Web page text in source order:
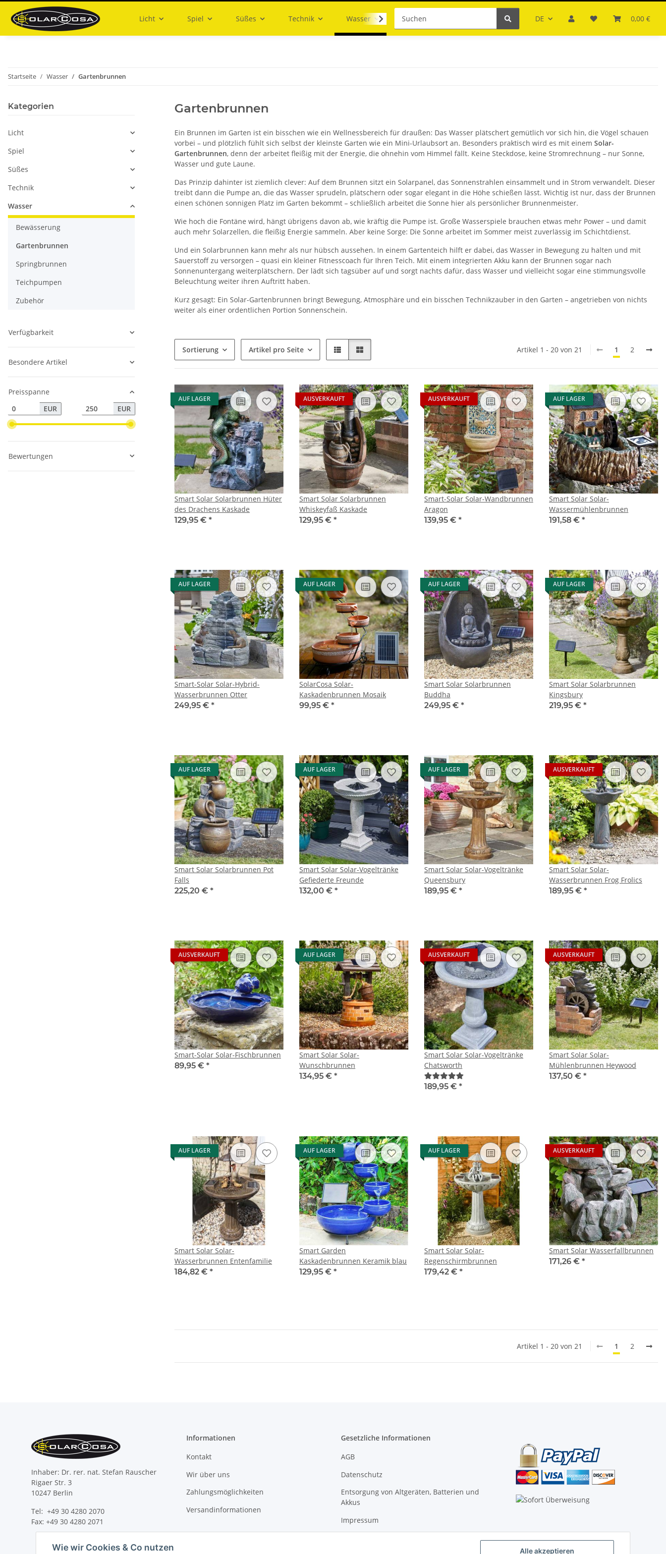
Alle akzeptieren
Wie wir Cookies & Co nutzen
DE 0,00 €
Licht Spiel Süßes Technik Wasser
Startseite Wasser Gartenbrunnen
Gartenbrunnen
Ein Brunnen im Garten ist ein bisschen wie ein Wellnessbereich für draußen: Das Wasser plätschert gemütlich vor sich hin, die Vögel schauen
vorbei – und plötzlich fühlt sich selbst der kleinste Garten wie ein Mini-Urlaubsort an. Besonders praktisch wird es mit einem Solar-
Gartenbrunnen, denn der arbeitet fleißig mit der Energie, die ohnehin vom Himmel fällt. Keine Steckdose, keine Stromrechnung – nur Sonne,
Wasser und gute Laune.
Das Prinzip dahinter ist ziemlich clever: Auf dem Brunnen sitzt ein Solarpanel, das Sonnenstrahlen einsammelt und in Strom verwandelt. Dieser
treibt dann die Pumpe an, die das Wasser sprudeln, plätschern oder sogar elegant in die Höhe schießen lässt. Wichtig ist nur, dass der Brunnen
einen schönen sonnigen Platz im Garten bekommt – schließlich arbeitet die Sonne hier als persönlicher Brunnenmeister.
Wie hoch die Fontäne wird, hängt übrigens davon ab, wie kräftig die Pumpe ist. Große Wasserspiele brauchen etwas mehr Power – und damit
auch mehr Solarzellen, die fleißig Energie sammeln. Aber keine Sorge: Die Sonne arbeitet im Sommer meist zuverlässig im Schichtdienst.
Und ein Solarbrunnen kann mehr als nur hübsch aussehen. In einem Gartenteich hilft er dabei, das Wasser in Bewegung zu halten und mit
Sauerstoff zu versorgen – quasi ein kleiner Fitnesscoach für Ihren Teich. Mit einem integrierten Akku kann der Brunnen sogar nach
Sonnenuntergang weiterplätschern. Der lädt sich tagsüber auf und sorgt nachts dafür, dass Wasser und vielleicht sogar eine stimmungsvolle
Beleuchtung weiter ihren Auftritt haben.
Kurz gesagt: Ein Solar-Gartenbrunnen bringt Bewegung, Atmosphäre und ein bisschen Technikzauber in den Garten – angetrieben von nichts
weiter als einer ordentlichen Portion Sonnenschein.
Sortierung Artikel pro Seite Artikel 1 - 20 von 21 1 2
AUF LAGER
Smart Solar Solarbrunnen Hüter
des Drachens Kaskade
129,95 € *
AUSVERKAUFT
Smart Solar Solarbrunnen
Whiskeyfaß Kaskade
129,95 € *
AUSVERKAUFT
Smart-Solar Solar-Wandbrunnen
Aragon
139,95 € *
AUF LAGER
Smart Solar Solar-
Wassermühlenbrunnen
191,58 € *
AUF LAGER
Smart-Solar Solar-Hybrid-
Wasserbrunnen Otter
249,95 € *
AUF LAGER
SolarCosa Solar-
Kaskadenbrunnen Mosaik
99,95 € *
AUF LAGER
Smart Solar Solarbrunnen
Buddha
249,95 € *
AUF LAGER
Smart Solar Solarbrunnen
Kingsbury
219,95 € *
AUF LAGER
Smart Solar Solarbrunnen Pot
Falls
225,20 € *
AUF LAGER
Smart Solar Solar-Vogeltränke
Gefiederte Freunde
132,00 € *
AUF LAGER
Smart Solar Solar-Vogeltränke
Queensbury
189,95 € *
AUSVERKAUFT
Smart Solar Solar-
Wasserbrunnen Frog Frolics
189,95 € *
AUSVERKAUFT
Smart-Solar Solar-Fischbrunnen
89,95 € *
AUF LAGER
Smart Solar Solar-
Wunschbrunnen
134,95 € *
AUSVERKAUFT
Smart Solar Solar-Vogeltränke
Chatsworth
189,95 € *
AUSVERKAUFT
Smart Solar Solar-
Mühlenbrunnen Heywood
137,50 € *
AUF LAGER
Smart Solar Solar-
Wasserbrunnen Entenfamilie
184,82 € *
AUF LAGER
Smart Garden
Kaskadenbrunnen Keramik blau
129,95 € *
AUF LAGER
Smart Solar Solar-
Regenschirmbrunnen
179,42 € *
AUSVERKAUFT
Smart Solar Wasserfallbrunnen
171,26 € *
Artikel 1 - 20 von 21 1 2
Kategorien
Licht
Spiel
Süßes
Technik
Wasser
Bewässerung
Gartenbrunnen
Springbrunnen
Teichpumpen
Zubehör
Verfügbarkeit
Besondere Artikel
Preisspanne
EUR
EUR
Bewertungen
Inhaber: Dr. rer. nat. Stefan Rauscher
Rigaer Str. 3
10247 Berlin
Tel: +49 30 4280 2070
Fax: +49 30 4280 2071
Informationen
Kontakt
Wir über uns
Zahlungsmöglichkeiten
Versandinformationen
Gesetzliche Informationen
AGB
Datenschutz
Entsorgung von Altgeräten, Batterien und
Akkus
Impressum